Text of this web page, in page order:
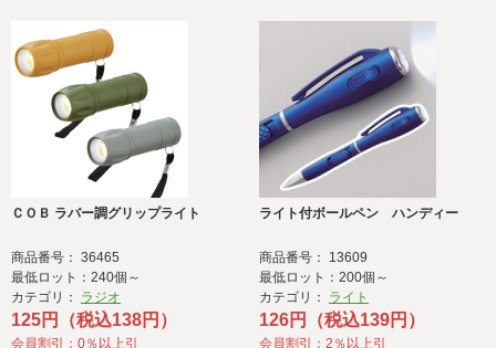
ＣＯＢ ラバー調グリップライト
商品番号： 36465
最低ロット：240個～
カテゴリ： ラジオ
125円（税込138円）
会員割引：0％以上引
ライト付ボールペン ハンディー
商品番号： 13609
最低ロット：200個～
カテゴリ： ライト
126円（税込139円）
会員割引：2％以上引